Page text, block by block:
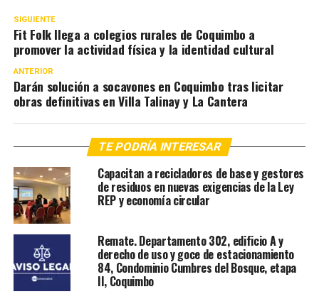
SIGUIENTE
Fit Folk llega a colegios rurales de Coquimbo a
promover la actividad física y la identidad cultural
ANTERIOR
Darán solución a socavones en Coquimbo tras licitar
obras definitivas en Villa Talinay y La Cantera
TE PODRÍA INTERESAR
Capacitan a recicladores de base y gestores
de residuos en nuevas exigencias de la Ley
REP y economía circular
Remate. Departamento 302, edificio A y
derecho de uso y goce de estacionamiento
84, Condominio Cumbres del Bosque, etapa
II, Coquimbo